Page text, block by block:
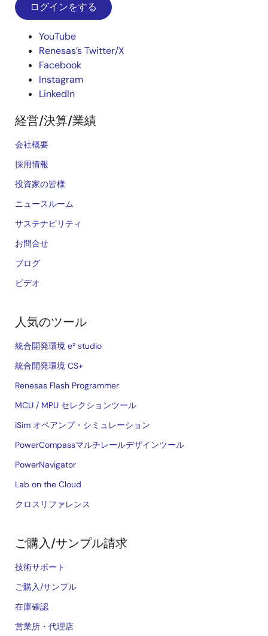
ログインをする
YouTube
Renesas’s Twitter/X
Facebook
Instagram
LinkedIn
経営/決算/業績
会社概要
採用情報
投資家の皆様
ニュースルーム
サステナビリティ
お問合せ
ブログ
ビデオ
人気のツール
統合開発環境 e² studio
統合開発環境 CS+
Renesas Flash Programmer
MCU / MPU セレクションツール
iSim オペアンプ・シミュレーション
PowerCompassマルチレールデザインツール
PowerNavigator
Lab on the Cloud
クロスリファレンス
ご購入/サンプル請求
技術サポート
ご購入/サンプル
在庫確認
営業所・代理店